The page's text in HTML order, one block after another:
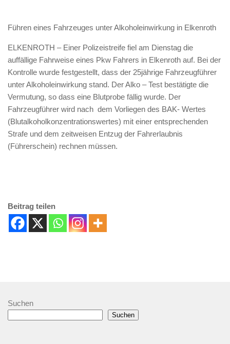
Führen eines Fahrzeuges unter Alkoholeinwirkung in Elkenroth
ELKENROTH – Einer Polizeistreife fiel am Dienstag die
auffällige Fahrweise eines Pkw Fahrers in Elkenroth auf. Bei der
Kontrolle wurde festgestellt, dass der 25jährige Fahrzeugführer
unter Alkoholeinwirkung stand. Der Alko – Test bestätigte die
Vermutung, so dass eine Blutprobe fällig wurde. Der
Fahrzeugführer wird nach dem Vorliegen des BAK- Wertes
(Blutalkoholkonzentrationswertes) mit einer entsprechenden
Strafe und dem zeitweisen Entzug der Fahrerlaubnis
(Führerschein) rechnen müssen.
Beitrag teilen
Suchen
Suchen